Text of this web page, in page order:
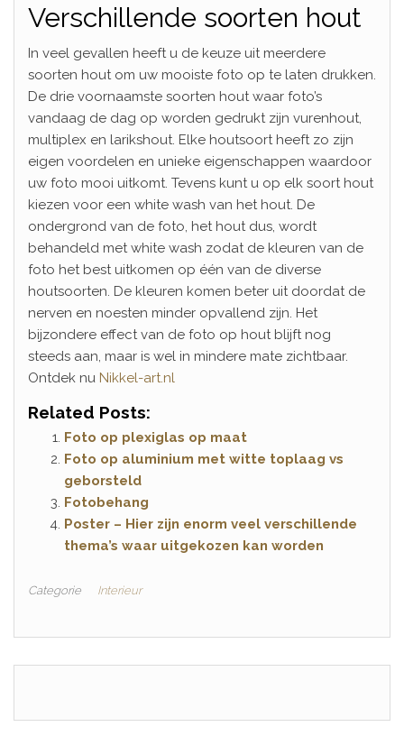
Verschillende soorten hout
In veel gevallen heeft u de keuze uit meerdere
soorten hout om uw mooiste foto op te laten drukken.
De drie voornaamste soorten hout waar foto’s
vandaag de dag op worden gedrukt zijn vurenhout,
multiplex en larikshout. Elke houtsoort heeft zo zijn
eigen voordelen en unieke eigenschappen waardoor
uw foto mooi uitkomt. Tevens kunt u op elk soort hout
kiezen voor een white wash van het hout. De
ondergrond van de foto, het hout dus, wordt
behandeld met white wash zodat de kleuren van de
foto het best uitkomen op één van de diverse
houtsoorten. De kleuren komen beter uit doordat de
nerven en noesten minder opvallend zijn. Het
bijzondere effect van de foto op hout blijft nog
steeds aan, maar is wel in mindere mate zichtbaar.
Ontdek nu Nikkel-art.nl
Related Posts:
Foto op plexiglas op maat
Foto op aluminium met witte toplaag vs
geborsteld
Fotobehang
Poster – Hier zijn enorm veel verschillende
thema’s waar uitgekozen kan worden
Categorie Interieur